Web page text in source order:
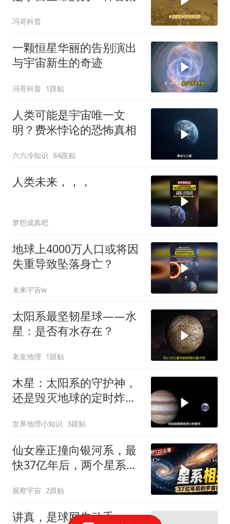
冯哥科普
一颗恒星华丽的告别演出
与宇宙新生的奇迹
冯哥科普 1跟贴
人类可能是宇宙唯一文
明？费米悖论的恐怖真相
六六冷知识 84跟贴
人类未来，，，
梦想成真吧
地球上4000万人口或将因
失重导致坠落身亡？
未来宇宙w
太阳系最坚韧星球——水
星：是否有水存在？
老友地理 1跟贴
木星：太阳系的守护神，
还是毁灭地球的定时炸
世界地理小知识 3跟贴
仙女座正撞向银河系，最
快37亿年后，两个星系就
观察宇宙 2跟贴
讲真，是球网先动手